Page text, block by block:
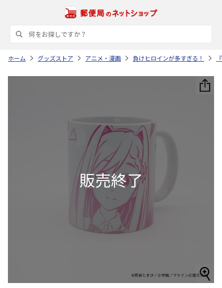
ホーム グッズストア アニメ・漫画 負けヒロインが多すぎる！